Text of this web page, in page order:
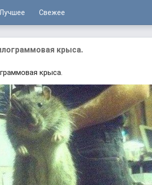
Лучшее Свежее
крыса.
крыса.